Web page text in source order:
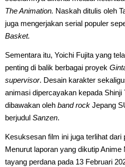
The Animation. Naskah ditulis oleh
juga mengerjakan serial populer
Basket.
Sementara itu, Yoichi Fujita yang
penting di balik berbagai proyek
supervisor. Desain karakter
animasi dipercayakan kepada
dibawakan oleh band rock Jepang
berjudul Sanzen.
Kesuksesan film ini juga terlihat dari
Menurut laporan yang dikutip
tayang perdana pada 13 Februari